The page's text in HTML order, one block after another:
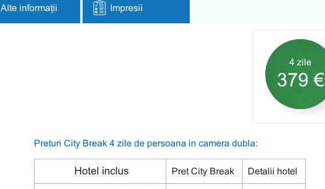
Alte informații Impresii
4 zile
379 €
Preturi City Break 4 zile de persoana in camera dubla:
Hotel inclus Pret City Break Detalii hotel